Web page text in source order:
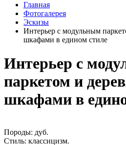
Главная
Фотогалерея
Эскизы
Интерьер с модульным
шкафами в едином стиле
Интерьер с
паркетом и
шкафами в
Породы: дуб.
Стиль: классицизм.